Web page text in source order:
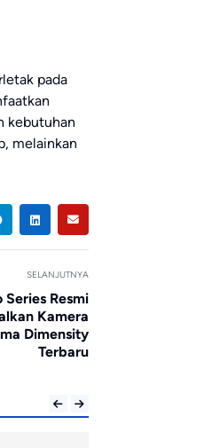
pada
kebutuhan
melainkan
SELANJUTNYA
Series Resmi
Kamera
Dimensity
Terbaru